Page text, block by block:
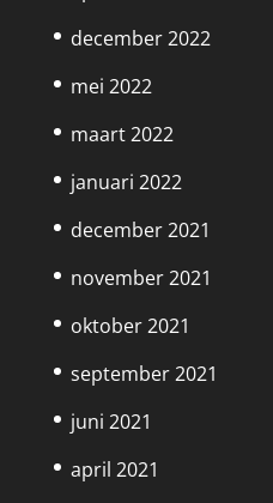
december 2022
mei 2022
maart 2022
januari 2022
december 2021
november 2021
oktober 2021
september 2021
juni 2021
april 2021